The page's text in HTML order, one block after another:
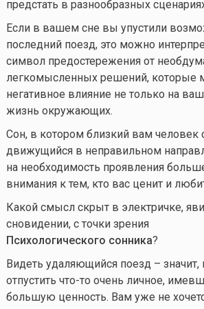
предстать в разнообразных
Если в вашем сне вы упустили
последний поезд, это можно
символ предостережения от
легкомысленных решений, которые
негативное влияние не только на
жизнь окружающих.
Сон, в котором близкий вам человек
движущийся в неправильном
на необходимость проявления
внимания к тем, кто вас ценит и
Какой смысл скрыт в электричке,
сновидении, с точки зрения
Психологического сонника?
Видеть удаляющийся поезд –
отпустить что-то очень личное,
большую ценность. Вам уже не